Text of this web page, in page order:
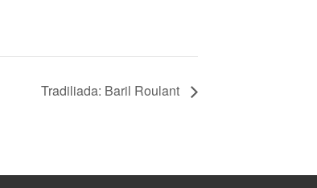
Tradiliada: Baril Roulant